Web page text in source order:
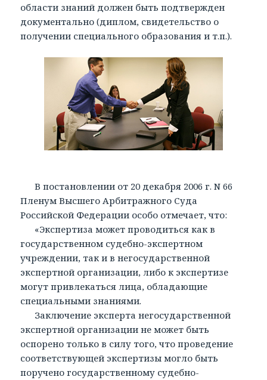
области знаний должен быть подтвержден
документально (диплом, свидетельство о
получении специального образования и т.п.).
В постановлении от 20 декабря 2006 г. N 66
Пленум Высшего Арбитражного Суда
Российской Федерации особо отмечает, что:
«Экспертиза может проводиться как в
государственном судебно-экспертном
учреждении, так и в негосударственной
экспертной организации, либо к экспертизе
могут привлекаться лица, обладающие
специальными знаниями.
Заключение эксперта негосударственной
экспертной организации не может быть
оспорено только в силу того, что проведение
соответствующей экспертизы могло быть
поручено государственному судебно-